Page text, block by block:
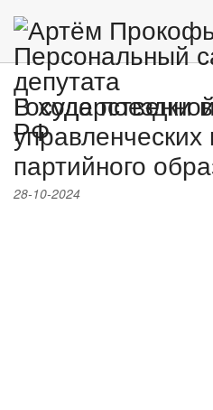
В ходе поездки
партийного
28-10-2024